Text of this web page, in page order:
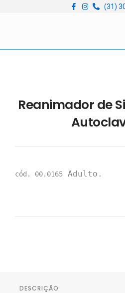
(31)
Reanimador de
cód. 00.0165 Adulto.
DESCRIÇÃO